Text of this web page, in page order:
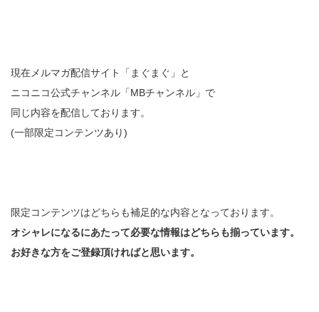
現在メルマガ配信サイト「まぐまぐ」と
ニコニコ公式チャンネル「MBチャンネル」で
同じ内容を配信しております。
(一部限定コンテンツあり)
限定コンテンツはどちらも補足的な内容となっております。
オシャレになるにあたって必要な情報はどちらも揃っています。
お好きな方をご登録頂ければと思います。